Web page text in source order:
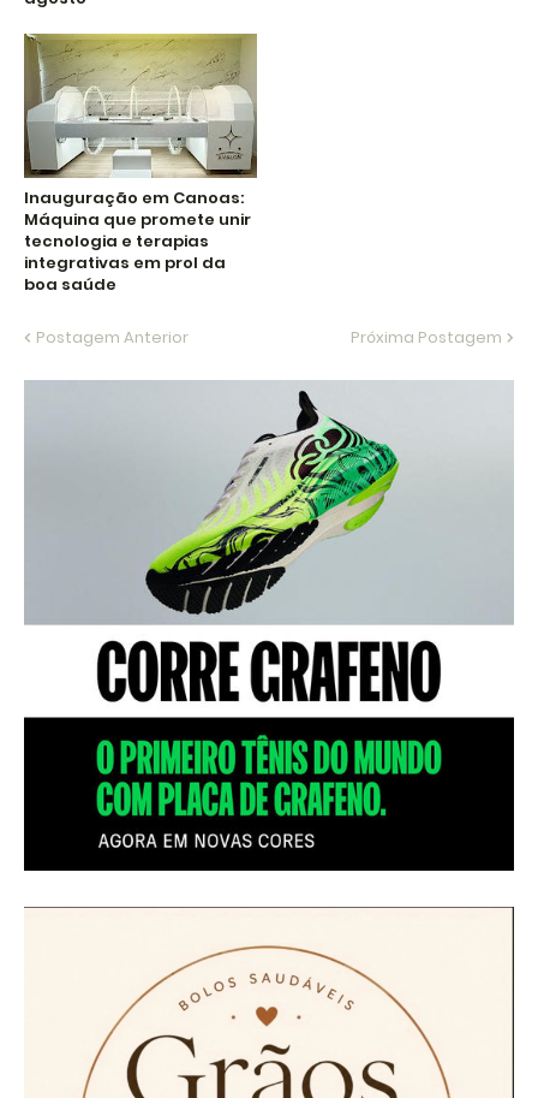
Inauguração em Canoas:
Máquina que promete unir
tecnologia e terapias
integrativas em prol da
boa saúde
Postagem Anterior Próxima Postagem